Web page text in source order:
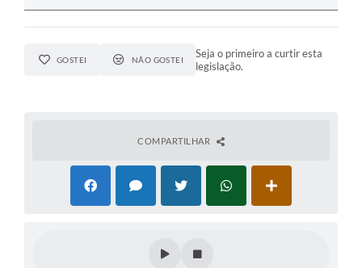
GOSTEI NÃO GOSTEI
Seja o primeiro a curtir esta
legislação.
COMPARTILHAR